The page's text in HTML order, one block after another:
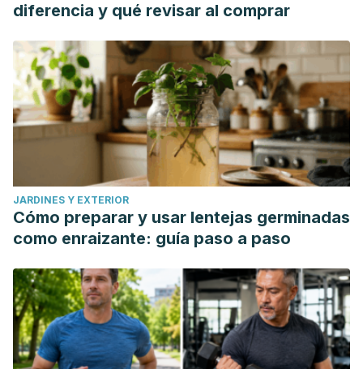
diferencia y qué revisar al comprar
JARDINES Y EXTERIOR
Cómo preparar y usar lentejas germinadas
como enraizante: guía paso a paso